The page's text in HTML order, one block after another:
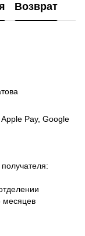
Возврат
Pay, Google
месяцев